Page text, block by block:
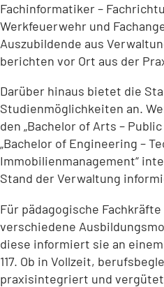
Fachinformatiker –
Werkfeuerwehr und
Auszubildende aus
berichten vor Ort aus der
Darüber hinaus bietet die
Studienmöglichkeiten an.
den „Bachelor of Arts –
„Bachelor of Engineering –
Immobilienmanagement“
Stand der Verwaltung
Für pädagogische
verschiedene
diese informiert sie an
117. Ob in Vollzeit,
praxisintegriert und vergütet